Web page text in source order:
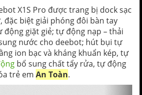
X1S Pro được trang bị dock sạc
đặc biệt giải phóng đôi bàn tay
động giặt giẻ; tự động nạp – thải
nước cho deebot; hút bụi tự
ion bạc và kháng khuẩn kép, tự
bổ sung chất tẩy rửa, tự động
trẻ em An Toàn.